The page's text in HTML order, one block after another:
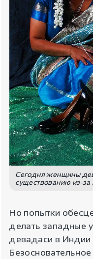
Сегодня женщины
существованию из-за
Но попытки
делать западные
девадаси в